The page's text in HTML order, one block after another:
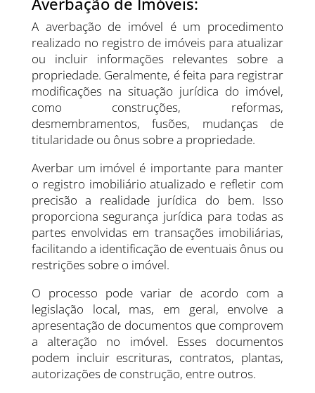
A averbação de imóvel é um procedimento
realizado no registro de imóveis para atualizar
ou incluir informações relevantes sobre a
propriedade. Geralmente, é feita para registrar
modificações na situação jurídica do imóvel,
como construções, reformas,
desmembramentos, fusões, mudanças de
titularidade ou ônus sobre a propriedade.
Averbar um imóvel é importante para manter
o registro imobiliário atualizado e refletir com
precisão a realidade jurídica do bem. Isso
proporciona segurança jurídica para todas as
partes envolvidas em transações imobiliárias,
facilitando a identificação de eventuais ônus ou
restrições sobre o imóvel.
O processo pode variar de acordo com a
legislação local, mas, em geral, envolve a
apresentação de documentos que comprovem
a alteração no imóvel. Esses documentos
podem incluir escrituras, contratos, plantas,
autorizações de construção, entre outros.